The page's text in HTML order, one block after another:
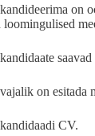
kandideerima on
loomingulised
kandidaate
vajalik on
CV.